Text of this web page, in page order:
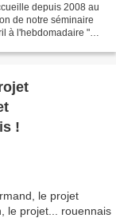
depuis 2008 au
de notre séminaire
à l'hebdomadaire "La
!